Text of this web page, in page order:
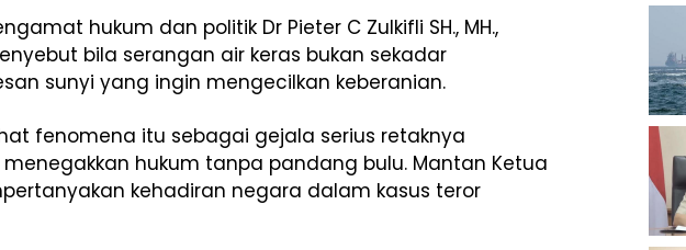
hukum dan politik Dr Pieter C Zulkifli SH., MH.,
bila serangan air keras bukan sekadar
sunyi yang ingin mengecilkan keberanian.
fenomena itu sebagai gejala serius retaknya
hukum tanpa pandang bulu. Mantan Ketua
kehadiran negara dalam kasus teror